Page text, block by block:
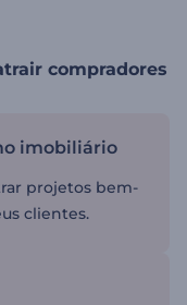
compradores
imobiliário
projetos bem-
clientes.